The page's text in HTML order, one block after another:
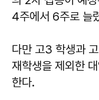
4주에서 6주로 늘
다만 고3 학생과
재학생을 제외한
한다.